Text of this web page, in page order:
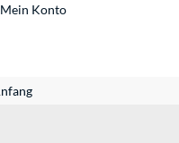
Mein Konto